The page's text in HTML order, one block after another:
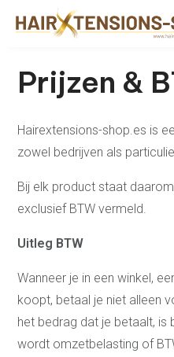
bij bestellingen vanaf €75
Prijzen &
Hairextensions-shop.es is
zowel bedrijven als
Bij elk product staat
exclusief BTW vermeld.
Uitleg BTW
Wanneer je in een winkel,
koopt, betaal je niet alleen
het bedrag dat je betaalt, is
wordt omzetbelasting of